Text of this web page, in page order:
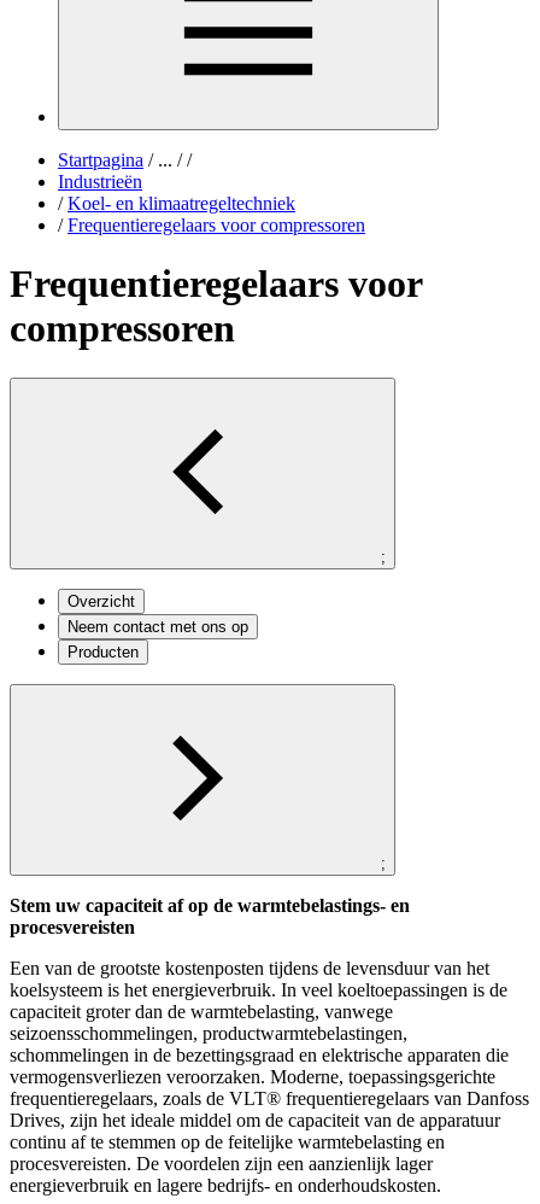
Startpagina /... / /
Industrieën
/ Koel- en klimaatregeltechniek
/ Frequentieregelaars voor compressoren
Frequentieregelaars voor
compressoren
;
Overzicht
Neem contact met ons op
Producten
;
Stem uw capaciteit af op de warmtebelastings- en
procesvereisten
Een van de grootste kostenposten tijdens de levensduur van het
koelsysteem is het energieverbruik. In veel koeltoepassingen is de
capaciteit groter dan de warmtebelasting, vanwege
seizoensschommelingen, productwarmtebelastingen,
schommelingen in de bezettingsgraad en elektrische apparaten die
vermogensverliezen veroorzaken. Moderne, toepassingsgerichte
frequentieregelaars, zoals de VLT® frequentieregelaars van Danfoss
Drives, zijn het ideale middel om de capaciteit van de apparatuur
continu af te stemmen op de feitelijke warmtebelasting en
procesvereisten. De voordelen zijn een aanzienlijk lager
energieverbruik en lagere bedrijfs- en onderhoudskosten.